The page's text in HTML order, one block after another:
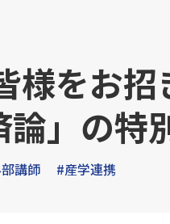
様をお
論」の特
講師 #産学連携